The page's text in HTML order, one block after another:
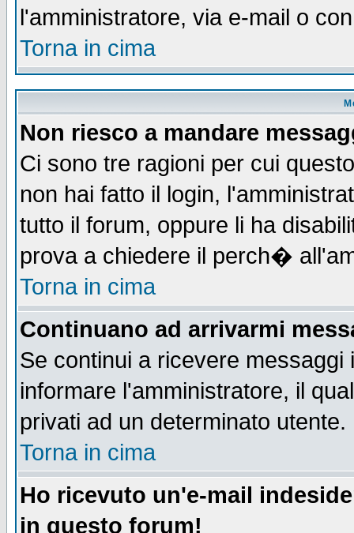
l'amministratore, via e-mail o
Torna in cima
Non riesco a mandare
Ci sono tre ragioni per cui
non hai fatto il login,
tutto il forum, oppure li ha
prova a chiedere il perch�
Torna in cima
Continuano ad arrivarmi
Se continui a ricevere
informare l'amministratore, il
privati ad un determinato utente.
Torna in cima
Ho ricevuto un'e-mail
in questo forum!